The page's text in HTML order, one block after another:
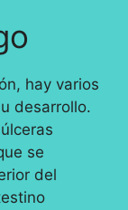
hay varios
desarrollo.
se
del